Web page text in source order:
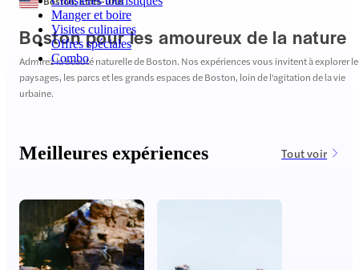
Manger et boire
Visites culinaires
Offres spéciales
Combo
Boston pour les amoureux de la nature
Admirez la beauté naturelle de Boston. Nos expériences vous invitent à explorer
paysages, les parcs et les grands espaces de Boston, loin de l'agitation de la vie
urbaine.
Meilleures expériences Tout voir